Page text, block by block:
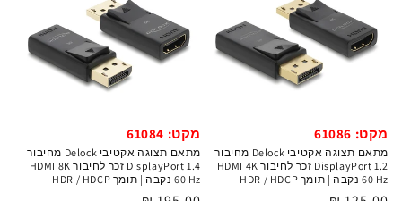
מקט: 61086
מתאם תצוגה אקטיבי Delock מחיבור
DisplayPort 1.2 זכר לחיבור HDMI 4K
60 Hz נקבה | תומך HDR / HDCP
מקט: 61084
מתאם תצוגה אקטיבי Delock מחיבור
DisplayPort 1.4 זכר לחיבור HDMI 8K
60 Hz נקבה | תומך HDR / HDCP